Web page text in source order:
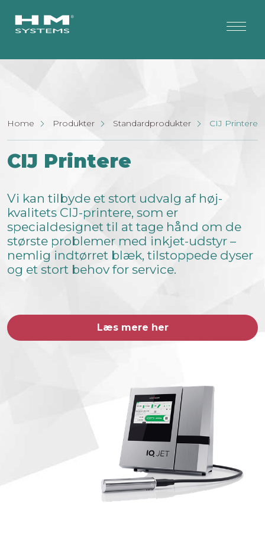
Home Produkter Standardprodukter CIJ Printere
CIJ Printere
Vi kan tilbyde et stort udvalg af høj-
kvalitets CIJ-printere, som er
specialdesignet til at tage hånd om de
største problemer med inkjet-udstyr –
nemlig indtørret blæk, tilstoppede dyser
og et stort behov for service.
Læs mere her